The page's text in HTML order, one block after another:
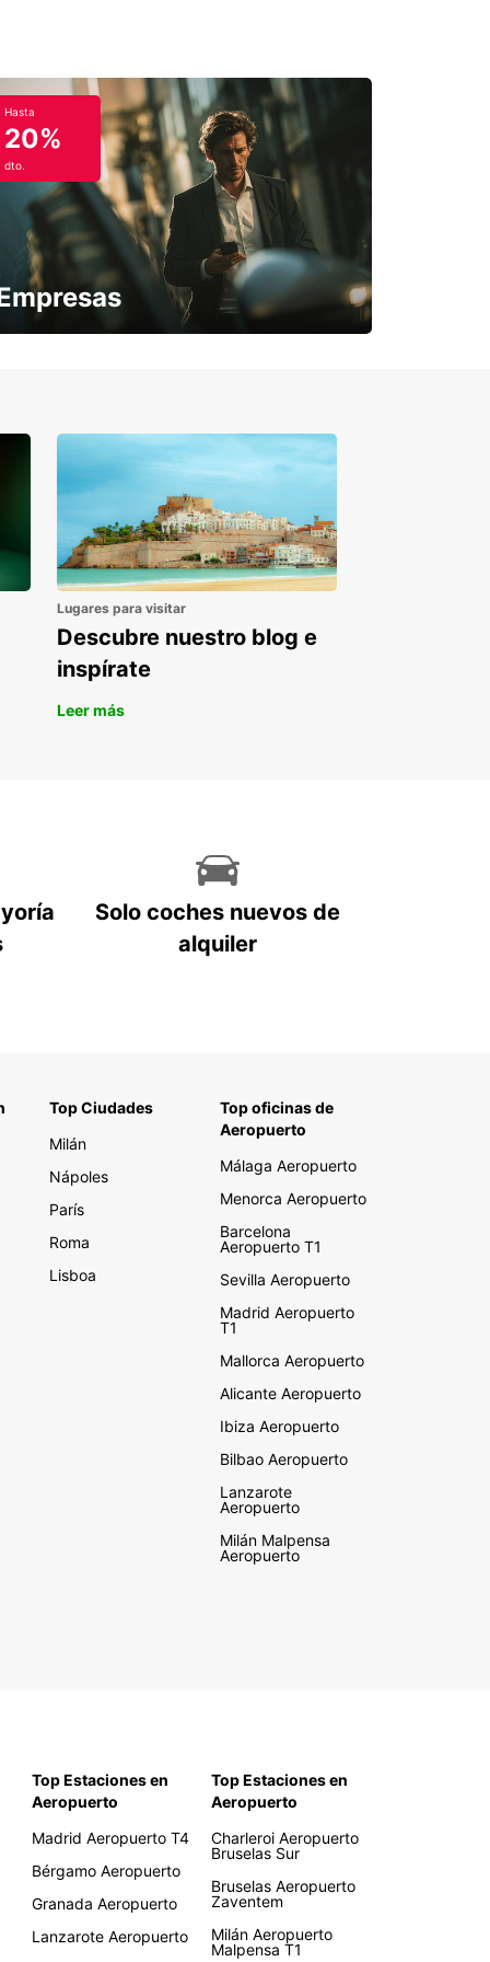
Hasta
20%
dto.
Lugares para visitar
Descubre nuestro blog e
inspírate
Leer más
Solo coches nuevos de
alquiler
Top Ciudades
Milán
Nápoles
París
Roma
Lisboa
Top oficinas de
Aeropuerto
Málaga Aeropuerto
Menorca Aeropuerto
Barcelona
Aeropuerto T1
Sevilla Aeropuerto
Madrid Aeropuerto
T1
Mallorca Aeropuerto
Alicante Aeropuerto
Ibiza Aeropuerto
Bilbao Aeropuerto
Lanzarote
Aeropuerto
Milán Malpensa
Aeropuerto
Top Estaciones en
Aeropuerto
Madrid Aeropuerto T4
Bérgamo Aeropuerto
Granada Aeropuerto
Lanzarote Aeropuerto
Top Estaciones en
Aeropuerto
Charleroi Aeropuerto
Bruselas Sur
Bruselas Aeropuerto
Zaventem
Milán Aeropuerto
Malpensa T1